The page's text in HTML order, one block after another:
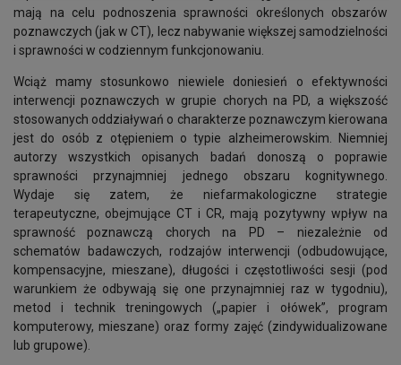
mają na celu podnoszenia sprawności określonych obszarów
poznawczych (jak w CT), lecz nabywanie większej samodzielności
i sprawności w codziennym funkcjonowaniu.
Wciąż mamy stosunkowo niewiele doniesień o efektywności
interwencji poznawczych w grupie chorych na PD, a większość
stosowanych oddziaływań o charakterze poznawczym kierowana
jest do osób z otępieniem o typie alzheimerowskim. Niemniej
autorzy wszystkich opisanych badań donoszą o poprawie
sprawności przynajmniej jednego obszaru kognitywnego.
Wydaje się zatem, że niefarmakologiczne strategie
terapeutyczne, obejmujące CT i CR, mają pozytywny wpływ na
sprawność poznawczą chorych na PD – niezależnie od
schematów badawczych, rodzajów interwencji (odbudowujące,
kompensacyjne, mieszane), długości i częstotliwości sesji (pod
warunkiem że odbywają się one przynajmniej raz w tygodniu),
metod i technik treningowych („papier i ołówek”, program
komputerowy, mieszane) oraz formy zajęć (zindywidualizowane
lub grupowe).